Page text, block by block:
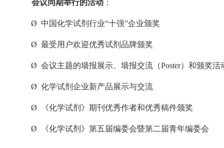
会议同期举行的活动 ：
Ø 中国化学试剂行业“十强”企业颁奖
Ø 最受用户欢迎优秀试剂品牌颁奖
Ø 会议主题的墙报展示、墙报交流（Poster）和颁奖活
Ø 化学试剂企业新产品展示与交流
Ø 《化学试剂》期刊优秀作者和优秀稿件颁奖
Ø 《化学试剂》第五届编委会暨第二届青年编委会